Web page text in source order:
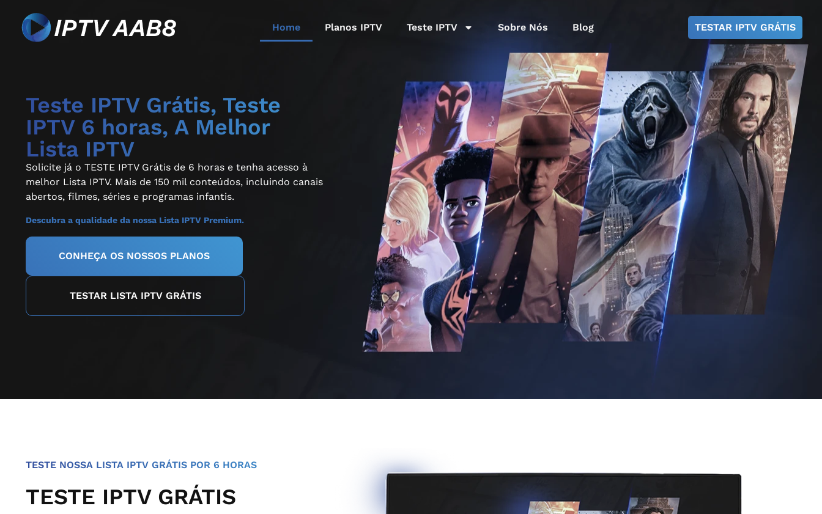
Home Planos IPTV Teste IPTV Sobre Nós Blog TESTAR IPTV GRÁTIS
Teste IPTV Grátis, Teste
IPTV 6 horas, A Melhor
Lista IPTV
Solicite já o TESTE IPTV Grátis de 6 horas e tenha acesso à
melhor Lista IPTV. Mais de 150 mil conteúdos, incluindo canais
abertos, filmes, séries e programas infantis.
Descubra a qualidade da nossa Lista IPTV Premium.
CONHEÇA OS NOSSOS PLANOS
TESTAR LISTA IPTV GRÁTIS
TESTE NOSSA LISTA IPTV GRÁTIS POR 6 HORAS
TESTE IPTV GRÁTIS